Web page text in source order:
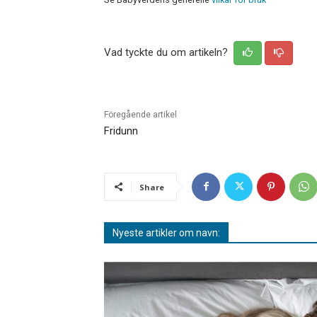
Vad tyckte du om artikeln?
Föregående artikel
Fridunn
Share
Nyeste artikler om navn: